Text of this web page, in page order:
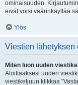
ominaisuuden.
eivät voisi väärinkäyttää
Ylös
Viestien lähetyksen
Miten luon uuden
Aloittaaksesi uuden
viestiketjuun klikkaa